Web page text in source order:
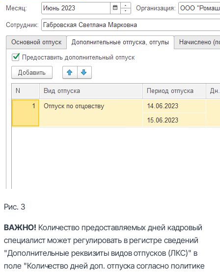
Рис. 3
ВАЖНО! Количество предоставляемых дней кадровый
специалист может регулировать в регистре сведений
"Дополнительные реквизиты видов отпусков (ЛКС)" в
поле "Количество дней доп. отпуска согласно политике